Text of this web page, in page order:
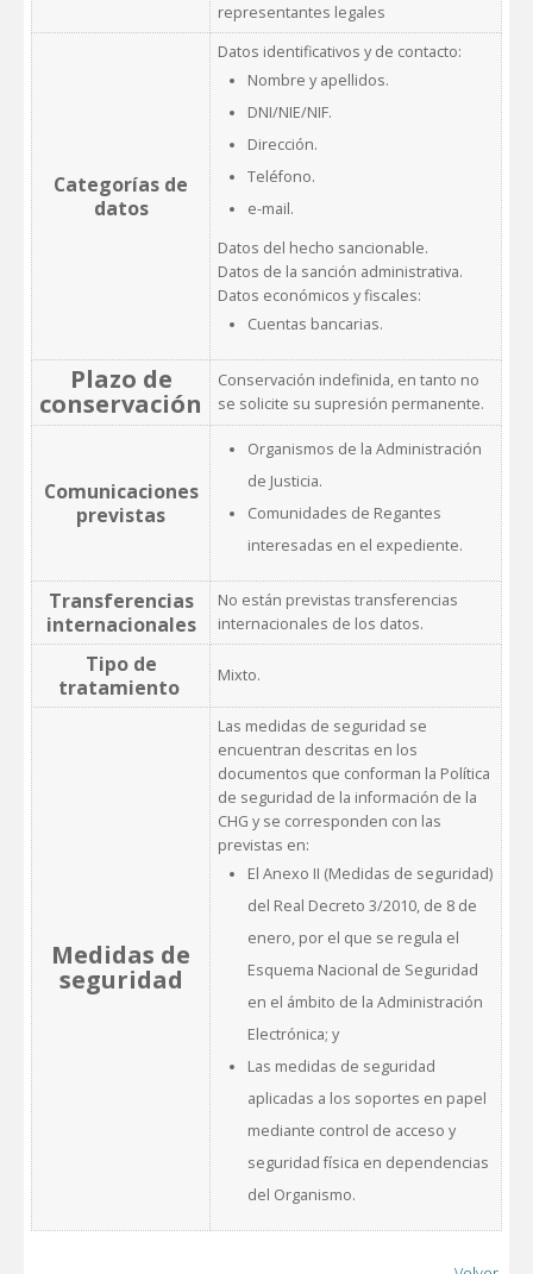
representantes legales
Categorías de
datos
Datos identificativos y de contacto:
Nombre y apellidos.
DNI/NIE/NIF.
Dirección.
Teléfono.
e-mail.
Datos del hecho sancionable.
Datos de la sanción administrativa.
Datos económicos y fiscales:
Cuentas bancarias.
Plazo de
conservación
Conservación indefinida, en tanto no
se solicite su supresión permanente.
Comunicaciones
previstas
Organismos de la Administración
de Justicia.
Comunidades de Regantes
interesadas en el expediente.
Transferencias
internacionales
No están previstas transferencias
internacionales de los datos.
Tipo de
tratamiento
Mixto.
Medidas de
seguridad
Las medidas de seguridad se
encuentran descritas en los
documentos que conforman la Política
de seguridad de la información de la
CHG y se corresponden con las
previstas en:
El Anexo II (Medidas de seguridad)
del Real Decreto 3/2010, de 8 de
enero, por el que se regula el
Esquema Nacional de Seguridad
en el ámbito de la Administración
Electrónica; y
Las medidas de seguridad
aplicadas a los soportes en papel
mediante control de acceso y
seguridad física en dependencias
del Organismo.